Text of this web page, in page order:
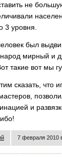
не
уровня.
был
мирный и
такие вот мы
сказать,
и
7 февраля 2010